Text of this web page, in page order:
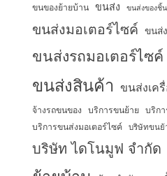
ขนของย้ายบ้าน ขนส่ง ขนส่งของชิ้
ขนส่งมอเตอร์ไซค์ ขนส่
ขนส่งรถมอเตอร์ไซค์
ขนส่งสินค้า ขนส่งเค
จ้างรถขนของ บริการขนย้าย บริก
บริการขนส่งมอเตอร์ไซค์ บริษัทขนย้
บริษัท ไดโนมูฟ จำกัด